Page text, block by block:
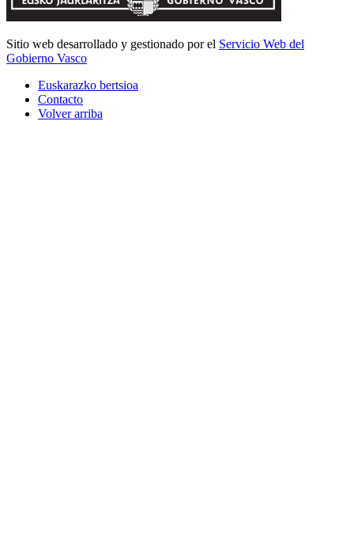
Sitio web desarrollado y gestionado por el Servicio Web del
Gobierno Vasco
Euskarazko bertsioa
Contacto
Volver arriba